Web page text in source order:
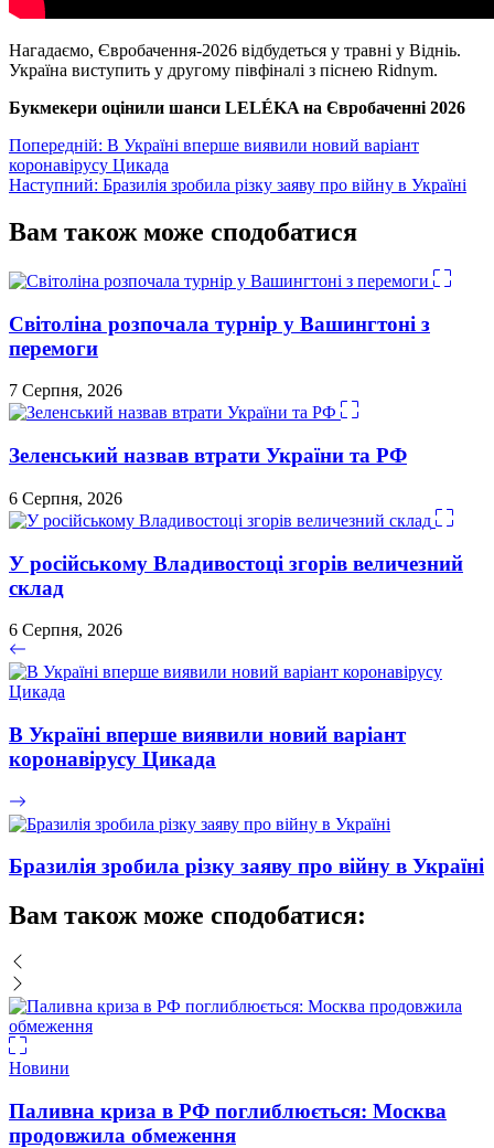
Нагадаємо, Євробачення-2026 відбудеться у травні у Відніь.
Україна виступить у другому півфіналі з піснею Ridnym.
Букмекери оцінили шанси LELÉKA на Євробаченні 2026
Навігація
записів
Попередній: В Україні вперше виявили новий варіант
коронавірусу Цикада
Наступний: Бразилія зробила різку заяву про війну в Україні
Вам також може сподобатися
Світоліна розпочала турнір у Вашингтоні з
перемоги
7 Серпня, 2026
Зеленський назвав втрати України та РФ
6 Серпня, 2026
У російському Владивостоці згорів величезний
склад
6 Серпня, 2026
В Україні вперше виявили новий варіант
коронавірусу Цикада
Бразилія зробила різку заяву про війну в Україні
Вам також може сподобатися:
Новини
Паливна криза в РФ поглиблюється: Москва
продовжила обмеження